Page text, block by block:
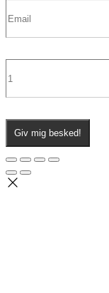
Giv mig besked!